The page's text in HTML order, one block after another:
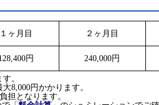
１ヶ月目 ２ヶ月目
円 240,000円
。
8,000円かかります。
担となります。